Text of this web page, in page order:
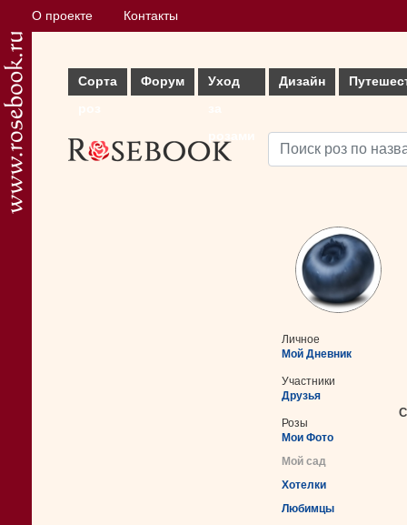
О проекте Контакты
Сорта
Форум
Уход
Дизайн
Личное
Мой Дневник
Участники
Друзья
Розы
Мои Фото
Мой сад
Хотелки
Любимцы